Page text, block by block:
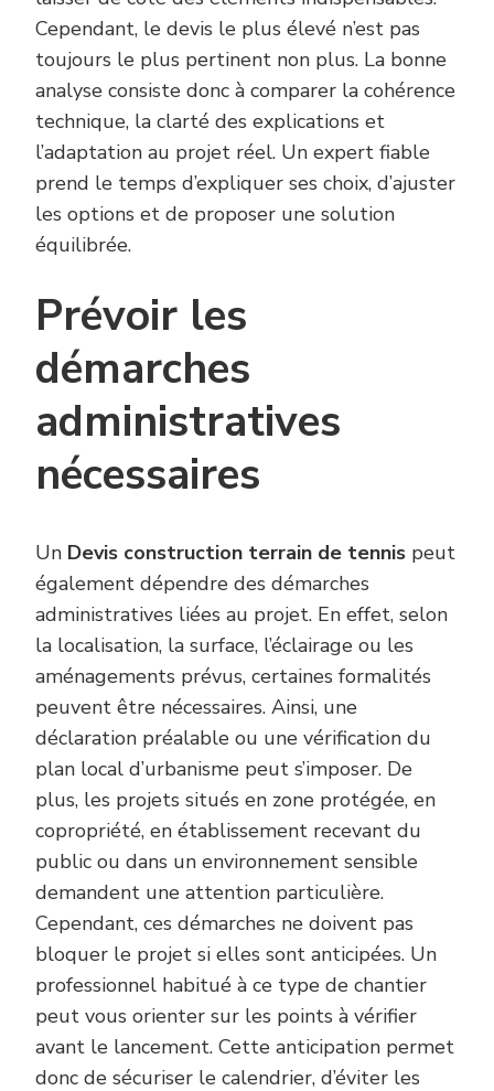
Cependant, le devis le plus élevé n’est pas
toujours le plus pertinent non plus. La bonne
analyse consiste donc à comparer la cohérence
technique, la clarté des explications et
l’adaptation au projet réel. Un expert fiable
prend le temps d’expliquer ses choix, d’ajuster
les options et de proposer une solution
équilibrée.
Prévoir les
démarches
administratives
nécessaires
Un Devis construction terrain de tennis peut
également dépendre des démarches
administratives liées au projet. En effet, selon
la localisation, la surface, l’éclairage ou les
aménagements prévus, certaines formalités
peuvent être nécessaires. Ainsi, une
déclaration préalable ou une vérification du
plan local d’urbanisme peut s’imposer. De
plus, les projets situés en zone protégée, en
copropriété, en établissement recevant du
public ou dans un environnement sensible
demandent une attention particulière.
Cependant, ces démarches ne doivent pas
bloquer le projet si elles sont anticipées. Un
professionnel habitué à ce type de chantier
peut vous orienter sur les points à vérifier
avant le lancement. Cette anticipation permet
donc de sécuriser le calendrier, d’éviter les